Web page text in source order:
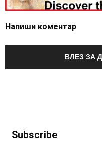
Напиши коментар
ВЛЕЗ ЗА
Subscribe